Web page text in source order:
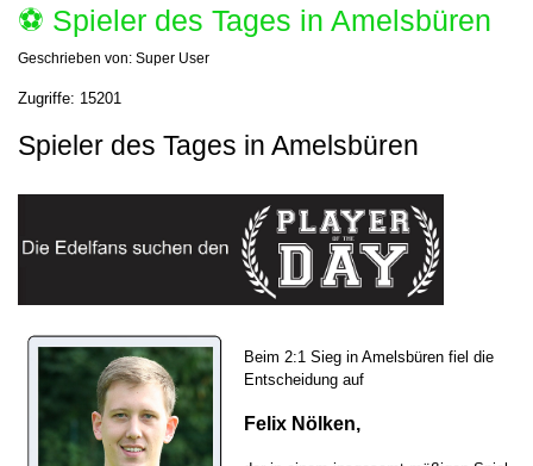
⚽️ Spieler des Tages in Amelsbüren
Geschrieben von: Super User
Zugriffe: 15201
Spieler des Tages in Amelsbüren
Beim 2:1 Sieg in Amelsbüren fiel die
Entscheidung auf
Felix Nölken,